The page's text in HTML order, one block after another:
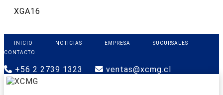
XGA16
INICIO NOTICIAS EMPRESA
SUCURSALES
CONTACTO
+56 2 2739 1323 ventas@xcmg.cl